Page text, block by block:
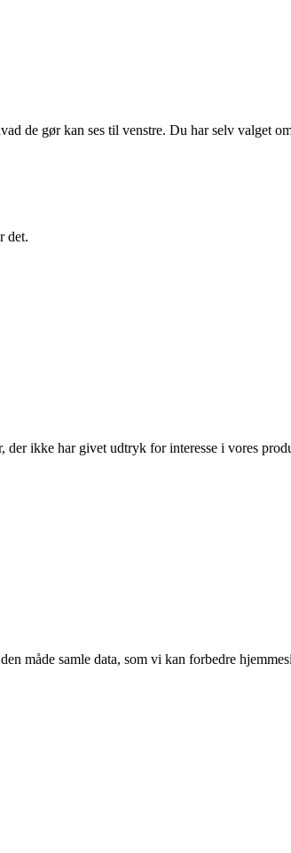
de gør kan ses til venstre. Du har selv valget
det.
der ikke har givet udtryk for interesse i vores
måde samle data, som vi kan forbedre